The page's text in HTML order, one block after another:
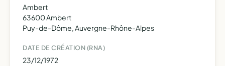
Ambert
63600 Ambert
Puy-de-Dôme, Auvergne-Rhône-Alpes
DATE DE CRÉATION (RNA)
23/12/1972